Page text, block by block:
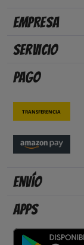
Empresa
Servicio
Pago
Transferencia
Envío
Apps